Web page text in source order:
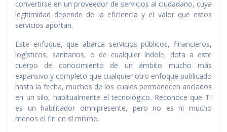
convertirse en un proveedor de servicios al ciudadano, cuya
legitimidad depende de la eficiencia y el valor que estos
servicios aportan.
Este enfoque, que abarca servicios públicos, financieros,
logísticos, sanitarios, o de cualquier índole, dota a este
cuerpo de conocimiento de un ámbito mucho más
expansivo y completo que cualquier otro enfoque publicado
hasta la fecha, muchos de los cuales permanecen anclados
en un silo, habitualmente el tecnológico. Reconoce que TI
es un habilitador omnipresente, pero no es ni mucho
menos el fin en sí mismo.